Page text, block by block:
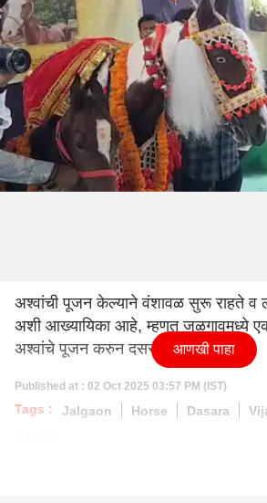
अश्वांची पूजन केल्याने वंशावळ सुरू राहते व
अशी आख्यायिका आहे, म्हणत जळगावमध्ये
अश्वांचे पूजन करुन दसरा साजरा केला.
Published at : 02 Oct 2025 03:57 PM (IST)
Tags : Jalgaon Horse Dasara
आणखी पाहा